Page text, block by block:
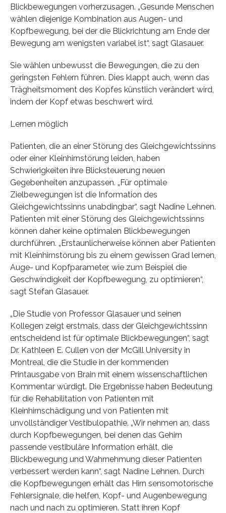
Blickbewegungen vorherzusagen. „Gesunde Menschen
wählen diejenige Kombination aus Augen- und
Kopfbewegung, bei der die Blickrichtung am Ende der
Bewegung am wenigsten variabel ist“, sagt Glasauer.
Sie wählen unbewusst die Bewegungen, die zu den
geringsten Fehlern führen. Dies klappt auch, wenn das
Trägheitsmoment des Kopfes künstlich verändert wird,
indem der Kopf etwas beschwert wird.
Lernen möglich
Patienten, die an einer Störung des Gleichgewichtssinns
oder einer Kleinhirnstörung leiden, haben
Schwierigkeiten ihre Blicksteuerung neuen
Gegebenheiten anzupassen. „Für optimale
Zielbewegungen ist die Information des
Gleichgewichtssinns unabdingbar“, sagt Nadine Lehnen.
Patienten mit einer Störung des Gleichgewichtssinns
können daher keine optimalen Blickbewegungen
durchführen. „Erstaunlicherweise können aber Patienten
mit Kleinhirnstörung bis zu einem gewissen Grad lernen,
Auge- und Kopfparameter, wie zum Beispiel die
Geschwindigkeit der Kopfbewegung, zu optimieren“,
sagt Stefan Glasauer.
„Die Studie von Professor Glasauer und seinen
Kollegen zeigt erstmals, dass der Gleichgewichtssinn
entscheidend ist für optimale Blickbewegungen“, sagt
Dr. Kathleen E. Cullen von der McGill University in
Montreal, die die Studie in der kommenden
Printausgabe von Brain mit einem wissenschaftlichen
Kommentar würdigt. Die Ergebnisse haben Bedeutung
für die Rehabilitation von Patienten mit
Kleinhirnschädigung und von Patienten mit
unvollständiger Vestibulopathie. „Wir nehmen an, dass
durch Kopfbewegungen, bei denen das Gehirn
passende vestibuläre Information erhält, die
Blickbewegung und Wahrnehmung dieser Patienten
verbessert werden kann“, sagt Nadine Lehnen. Durch
die Kopfbewegungen erhält das Hirn sensomotorische
Fehlersignale, die helfen, Kopf- und Augenbewegung
nach und nach zu optimieren. Statt ihren Kopf